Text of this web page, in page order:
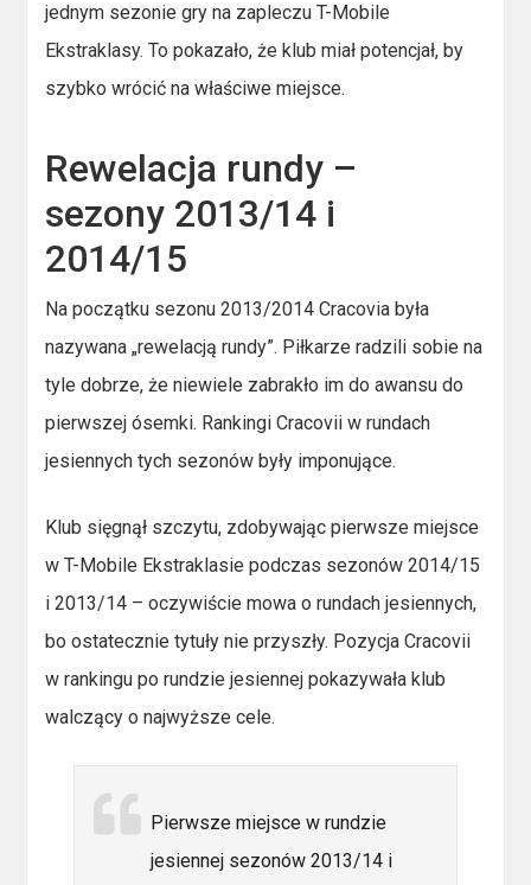
jednym sezonie gry na zapleczu T-Mobile
Ekstraklasy. To pokazało, że klub miał potencjał, by
szybko wrócić na właściwe miejsce.
Rewelacja rundy –
sezony 2013/14 i
2014/15
Na początku sezonu 2013/2014 Cracovia była
nazywana „rewelacją rundy”. Piłkarze radzili sobie na
tyle dobrze, że niewiele zabrakło im do awansu do
pierwszej ósemki. Rankingi Cracovii w rundach
jesiennych tych sezonów były imponujące.
Klub sięgnął szczytu, zdobywając pierwsze miejsce
w T-Mobile Ekstraklasie podczas sezonów 2014/15
i 2013/14 – oczywiście mowa o rundach jesiennych,
bo ostatecznie tytuły nie przyszły. Pozycja Cracovii
w rankingu po rundzie jesiennej pokazywała klub
walczący o najwyższe cele.
Pierwsze miejsce w rundzie
jesiennej sezonów 2013/14 i